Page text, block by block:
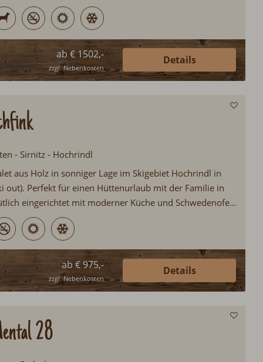
zwei moderne Badezimmer und einen
Der Ossiacher See liegt nur einen Kilometer
und Ruhe suchen. Haustiere sind herzlich willkommen...
ab € 1502,-
zzgl. Nebenkosten
Details
- Sirnitz - Hochrindl
aus Holz in sonniger Lage im Skigebiet Hochrindl in
out). Perfekt für einen Hüttenurlaub mit der Familie in
eingerichtet mit moderner Küche und Schwedenofen.
Lage im Skigebiet. Weitere Skigebiete (Bad Kleinkirchheim
und Turracher Höhe) sind schnell erreichbar...
ab € 975,-
zzgl. Nebenkosten
Details
28